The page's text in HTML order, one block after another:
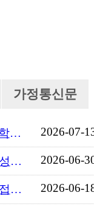
가정통신문
2026-07-
2026-06-
2026-06-